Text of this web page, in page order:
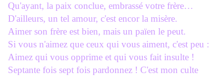
Qu'ayant, la paix conclue, embrassé votre frère…
D'ailleurs, un tel amour, c'est encor la misère.
Aimer son frère est bien, mais un païen le peut.
Si vous n'aimez que ceux qui vous aiment, c'est peu :
Aimez qui vous opprime et qui vous fait insulte !
Septante fois sept fois pardonnez ! C'est mon culte